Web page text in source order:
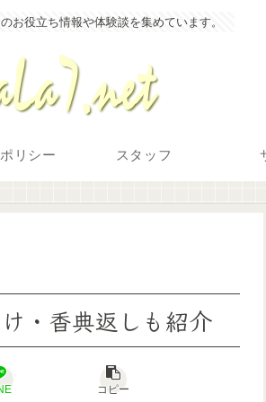
お役立ち情報や体験談を集めています。
リシー スタッフ
・香典返しも紹介
コピー